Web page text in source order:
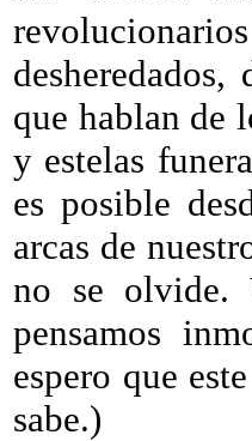
que hablan de
y estelas
es posible
arcas de
no se olvide.
pensamos
espero que
sabe.)